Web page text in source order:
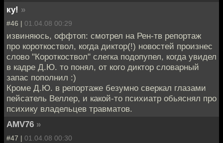
ку! »
#46 | 01.04.08 00:29
извиняюсь, оффтоп: смотрел на Рен-тв репортаж
про короткоствол, когда диктор(!) новостей произнес
слово "Короткоствол" слегка подопупел, когда увидел
в кадре Д.Ю. то понял, от кого диктор словарный
запас пополнил :)
Кроме Д.Ю. в репортаже безумно сверкал глазами
пейсатель Веллер, и какой-то психиатр обьяснял про
психику владельцев травматов.
AMV76 »
#47 | 01.04.08 00:30